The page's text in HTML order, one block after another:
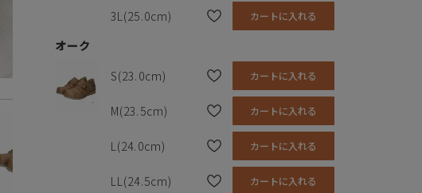
3L(25.0cm) カートに入れる
オーク
S(23.0cm)
カートに入れる
M(23.5cm) カートに入れる
L(24.0cm) カートに入れる
LL(24.5cm) カートに入れる